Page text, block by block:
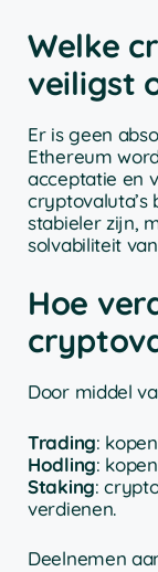
Welke
veiligst
Er is geen
Ethereum
acceptatie en
cryptovaluta’s
stabieler zijn,
solvabiliteit
Hoe
Door middel
Trading:
Hodling:
Staking:
verdienen.
Deelnemen